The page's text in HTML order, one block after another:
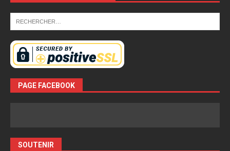
PAGE FACEBOOK
SOUTENIR